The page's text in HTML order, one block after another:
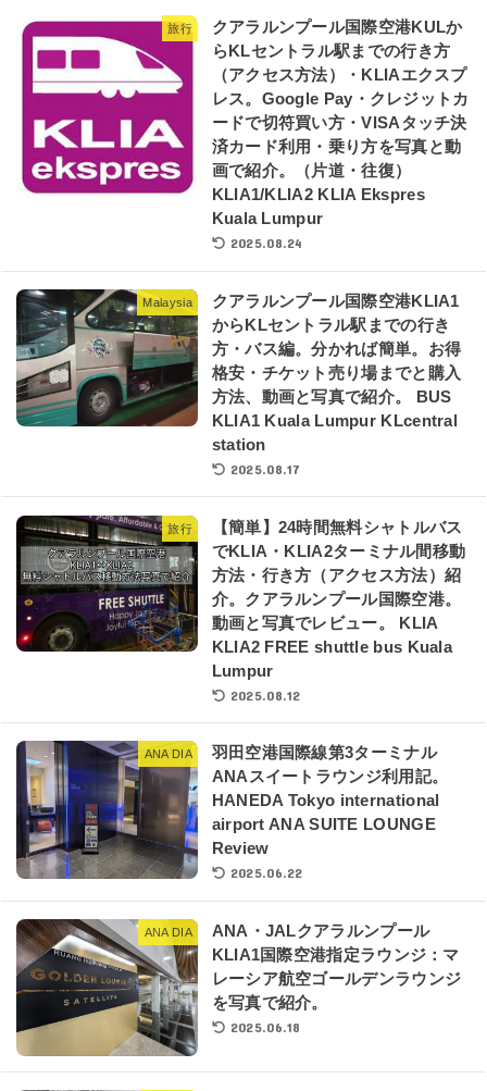
旅行
クアラルンプール国際空港KULか
らKLセントラル駅までの行き方
（アクセス方法）・KLIAエクスプ
レス。Google Pay・クレジットカ
ードで切符買い方・VISAタッチ決
済カード利用・乗り方を写真と動
画で紹介。（片道・往復）
KLIA1/KLIA2 KLIA Ekspres
Kuala Lumpur
2025.08.24
Malaysia
クアラルンプール国際空港KLIA1
からKLセントラル駅までの行き
方・バス編。分かれば簡単。お得
格安・チケット売り場までと購入
方法、動画と写真で紹介。 BUS
KLIA1 Kuala Lumpur KLcentral
station
2025.08.17
旅行
【簡単】24時間無料シャトルバス
でKLIA・KLIA2ターミナル間移動
方法・行き方（アクセス方法）紹
介。クアラルンプール国際空港。
動画と写真でレビュー。 KLIA
KLIA2 FREE shuttle bus Kuala
Lumpur
2025.08.12
ANA DIA
羽田空港国際線第3ターミナル
ANAスイートラウンジ利用記。
HANEDA Tokyo international
airport ANA SUITE LOUNGE
Review
2025.06.22
ANA DIA
ANA・JALクアラルンプール
KLIA1国際空港指定ラウンジ：マ
レーシア航空ゴールデンラウンジ
を写真で紹介。
2025.06.18